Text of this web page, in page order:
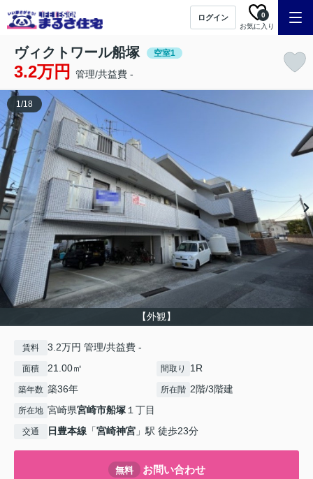
ログイン
お気に入り
0
ヴィクトワール船塚 空室1
3.2万円 管理/共益費 -
【外観】
1/18
賃料 3.2万円 管理/共益費 -
面積 21.00㎡ 間取り 1R
築年数 築36年 所在階 2階/3階建
所在地 宮崎県宮崎市船塚１丁目
交通 日豊本線 「宮崎神宮 」駅 徒歩23分
無料 お問い合わせ